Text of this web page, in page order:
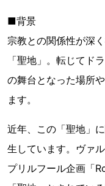
■背景
宗教との関係性が深
「聖地」。転じてド
の舞台となった場所
ます。
近年、この「聖地」
生しています。ヴァ
プリルフール企画「